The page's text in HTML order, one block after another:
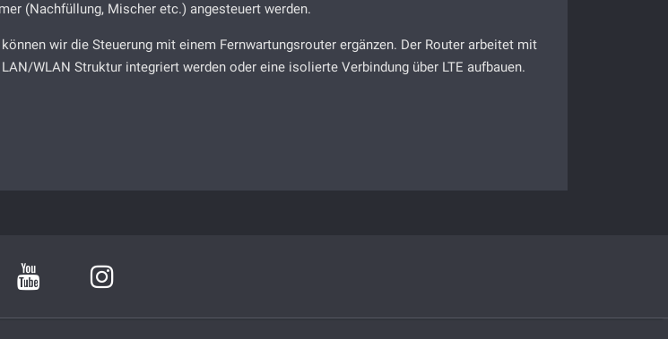
(Nachfüllung, Mischer etc.) angesteuert werden.
wir die Steuerung mit einem Fernwartungsrouter ergänzen. Der Router arbeitet mit
WLAN Struktur integriert werden oder eine isolierte Verbindung über LTE aufbauen.